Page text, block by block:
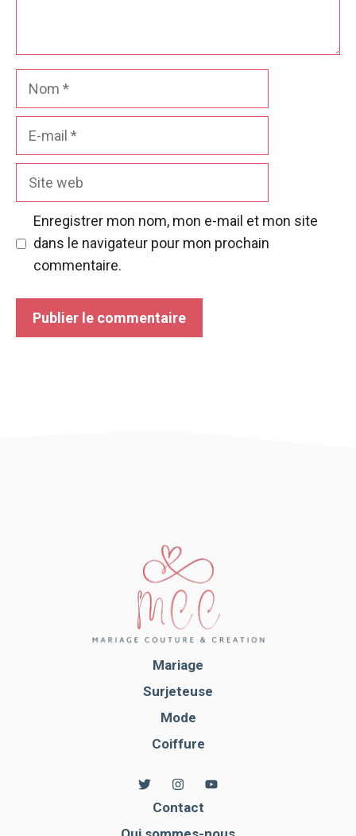
Enregistrer mon nom, mon e-mail et mon site
dans le navigateur pour mon prochain
commentaire.
Mariage
Surjeteuse
Mode
Coiffure
Contact